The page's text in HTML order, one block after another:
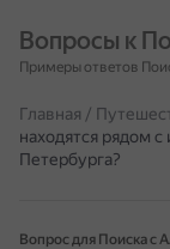
Вопросы к
Примеры ответов
Главная /
находятся рядом
Петербурга?
Вопрос для Поиска с